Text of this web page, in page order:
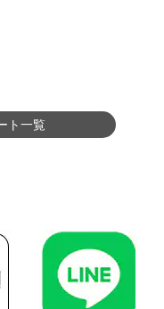
ト一覧